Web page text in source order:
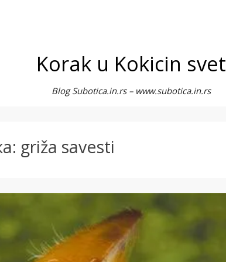
Korak u Kokicin svet
Blog Subotica.in.rs – www.subotica.in.rs
griža savesti